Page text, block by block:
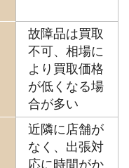
故障品は買取
不可、相場に
より買取価格
が低くなる場
合が多い
近隣に店舗が
なく、出張対
応に時間がか